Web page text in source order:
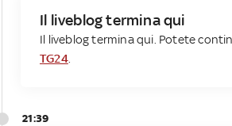
Il liveblog termina qui
Il liveblog termina qui. Potete
TG24.
21:39